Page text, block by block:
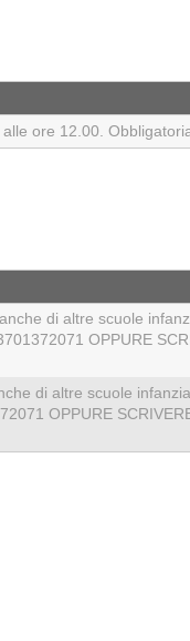
ore 12.00.
di altre scuole
OPPURE
di altre scuole
OPPURE